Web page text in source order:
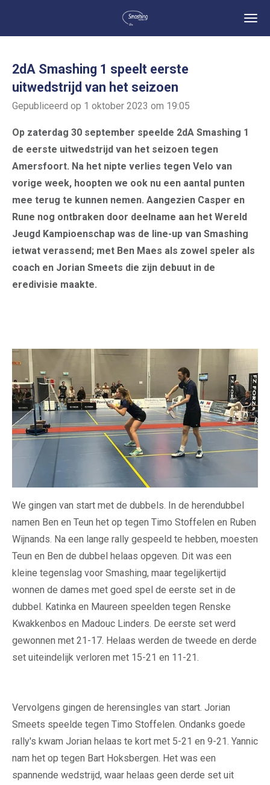
de
hoofdinhoud
2dA Smashing 1 speelt eerste
uitwedstrijd van het seizoen
Gepubliceerd op 1 oktober 2023 om 19:05
Op zaterdag 30 september speelde 2dA Smashing 1
de eerste uitwedstrijd van het seizoen tegen
Amersfoort. Na het nipte verlies tegen Velo van
vorige week, hoopten we ook nu een aantal punten
mee terug te kunnen nemen. Aangezien Casper en
Rune nog ontbraken door deelname aan het Wereld
Jeugd Kampioenschap was de line-up van Smashing
ietwat verassend; met Ben Maes als zowel speler als
coach en Jorian Smeets die zijn debuut in de
eredivisie maakte.
We gingen van start met de dubbels. In de herendubbel
namen Ben en Teun het op tegen Timo Stoffelen en Ruben
Wijnands. Na een lange rally gespeeld te hebben, moesten
Teun en Ben de dubbel helaas opgeven. Dit was een
kleine tegenslag voor Smashing, maar tegelijkertijd
wonnen de dames met goed spel de eerste set in de
dubbel. Katinka en Maureen speelden tegen Renske
Kwakkenbos en Madouc Linders. De eerste set werd
gewonnen met 21-17. Helaas werden de tweede en derde
set uiteindelijk verloren met 15-21 en 11-21.
Vervolgens gingen de herensingles van start. Jorian
Smeets speelde tegen Timo Stoffelen. Ondanks goede
rally's kwam Jorian helaas te kort met 5-21 en 9-21. Yannic
nam het op tegen Bart Hoksbergen. Het was een
spannende wedstrijd, waar helaas geen derde set uit